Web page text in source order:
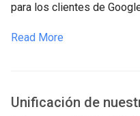
para los clientes de
Read More
Unificación de